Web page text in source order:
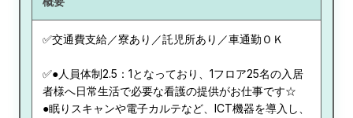
✅交通費支給／寮あり／託児所あり／車通勤ＯＫ
✅●人員体制2.5：1となっており、1フロア25名の入居
者様へ日常生活で必要な看護の提供がお仕事です☆
●眠りスキャンや電子カルテなど、ICT機器を導入し、